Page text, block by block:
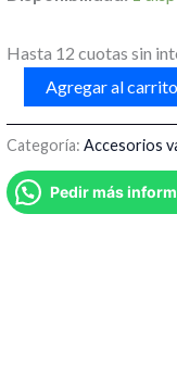
Hasta 12 cuotas sin
Agregar al carrito
Categoría: Accesorios
Pedir más